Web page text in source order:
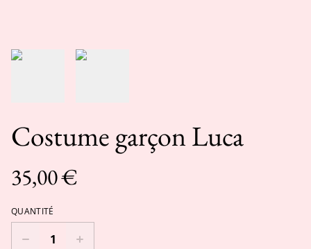
Costume garçon Luca
35,00 €
QUANTITÉ